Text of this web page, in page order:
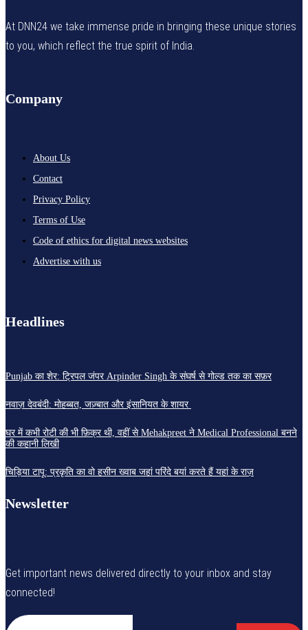
At DNN24 we take immense pride in bringing these unique stories
to you, which reflect the true spirit of India.
Company
About Us
Contact
Privacy Policy
Terms of Use
Code of ethics for digital news websites
Advertise with us
Headlines
Punjab का शेर: ट्रिपल जंपर Arpinder Singh के संघर्ष से गोल्ड तक का सफ़र
नवाज़ देवबंदी: मोहब्बत, जज़्बात और इंसानियत के शायर
घर में कभी रोटी की भी फ़िक्र थी, वहीं से Mehakpreet ने Medical Professional बनने
की कहानी लिखी
चिड़िया टापू: प्रकृति का वो हसीन ख्वाब जहां परिंदे बयां करते हैं यहां के राज़
Newsletter
Get important news delivered directly to your inbox and stay
connected!